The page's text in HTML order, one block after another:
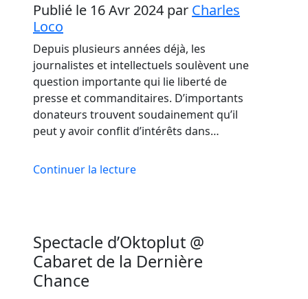
Publié le 16 Avr 2024 par Charles
Loco
Depuis plusieurs années déjà, les
journalistes et intellectuels soulèvent une
question importante qui lie liberté de
presse et commanditaires. D’importants
donateurs trouvent soudainement qu’il
peut y avoir conflit d’intérêts dans…
Continuer la lecture
Spectacle d’Oktoplut @
Cabaret de la Dernière
Chance